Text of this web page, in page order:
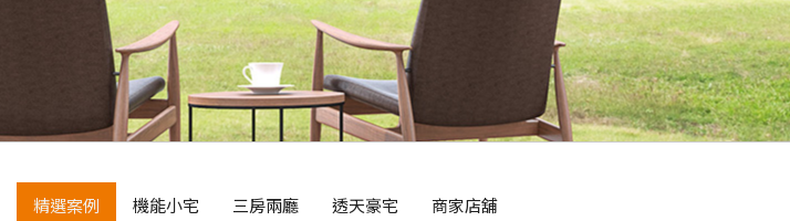
精選案例 機能小宅 三房兩廳 透天豪宅 商家店舖